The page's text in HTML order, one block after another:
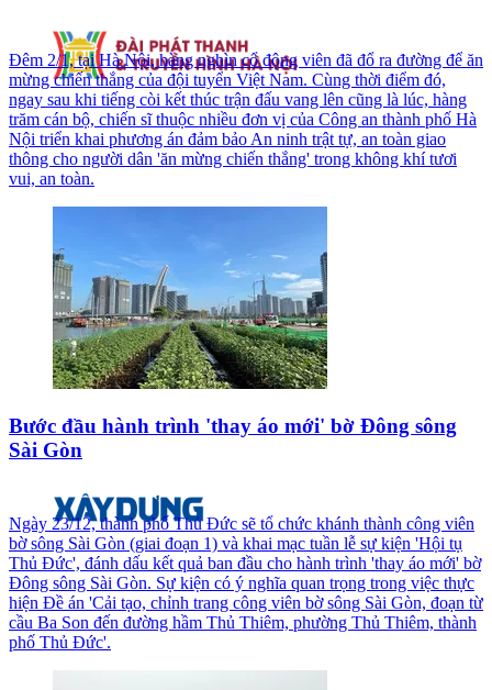
Đêm 2/1, tại Hà Nội, hàng nghìn cổ động viên đã đổ ra đường để ăn
mừng chiến thắng của đội tuyển Việt Nam. Cùng thời điểm đó,
ngay sau khi tiếng còi kết thúc trận đấu vang lên cũng là lúc, hàng
trăm cán bộ, chiến sĩ thuộc nhiều đơn vị của Công an thành phố Hà
Nội triển khai phương án đảm bảo An ninh trật tự, an toàn giao
thông cho người dân 'ăn mừng chiến thắng' trong không khí tươi
vui, an toàn.
Bước đầu hành trình 'thay áo mới' bờ Đông sông
Sài Gòn
Ngày 23/12, thành phố Thủ Đức sẽ tổ chức khánh thành công viên
bờ sông Sài Gòn (giai đoạn 1) và khai mạc tuần lễ sự kiện 'Hội tụ
Thủ Đức', đánh dấu kết quả ban đầu cho hành trình 'thay áo mới' bờ
Đông sông Sài Gòn. Sự kiện có ý nghĩa quan trọng trong việc thực
hiện Đề án 'Cải tạo, chỉnh trang công viên bờ sông Sài Gòn, đoạn từ
cầu Ba Son đến đường hầm Thủ Thiêm, phường Thủ Thiêm, thành
phố Thủ Đức'.